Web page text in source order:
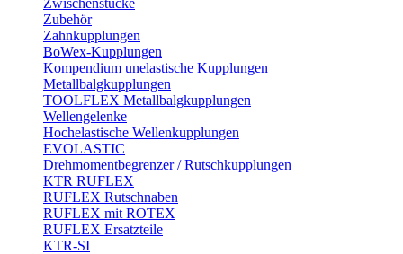
Zwischenstücke
Zubehör
Zahnkupplungen
BoWex-Kupplungen
Kompendium unelastische Kupplungen
Metallbalgkupplungen
TOOLFLEX Metallbalgkupplungen
Wellengelenke
Hochelastische Wellenkupplungen
EVOLASTIC
Drehmomentbegrenzer / Rutschkupplungen
KTR RUFLEX
RUFLEX Rutschnaben
RUFLEX mit ROTEX
RUFLEX Ersatzteile
KTR-SI